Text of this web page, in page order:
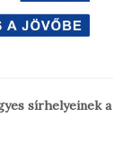
sírhelyeinek a